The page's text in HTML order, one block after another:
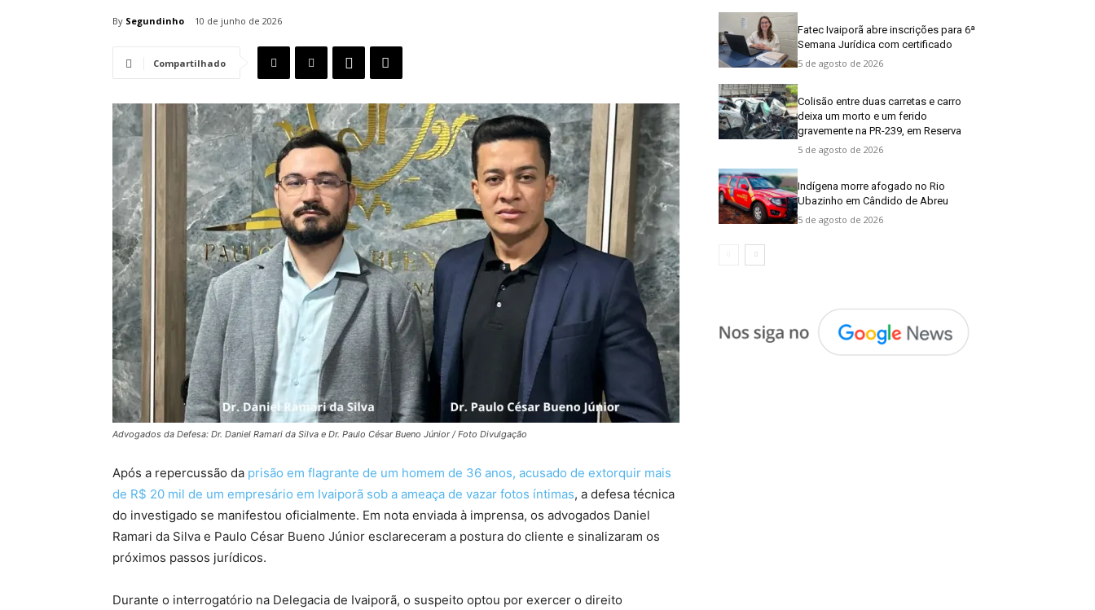
By Segundinho 10 de junho de 2026
Compartilhado
Advogados da Defesa: Dr. Daniel Ramari da Silva e Dr. Paulo César Bueno Júnior / Foto Divulgação
Após a repercussão da prisão em flagrante de um homem de 36 anos, acusado de extorquir mais
de R$ 20 mil de um empresário em Ivaiporã sob a ameaça de vazar fotos íntimas, a defesa técnica
do investigado se manifestou oficialmente. Em nota enviada à imprensa, os advogados Daniel
Ramari da Silva e Paulo César Bueno Júnior esclareceram a postura do cliente e sinalizaram os
próximos passos jurídicos.
Durante o interrogatório na Delegacia de Ivaiporã, o suspeito optou por exercer o direito
Fatec Ivaiporã abre inscrições para 6ª
Semana Jurídica com certificado
5 de agosto de 2026
Colisão entre duas carretas e carro
deixa um morto e um ferido
gravemente na PR-239, em Reserva
5 de agosto de 2026
Indígena morre afogado no Rio
Ubazinho em Cândido de Abreu
5 de agosto de 2026